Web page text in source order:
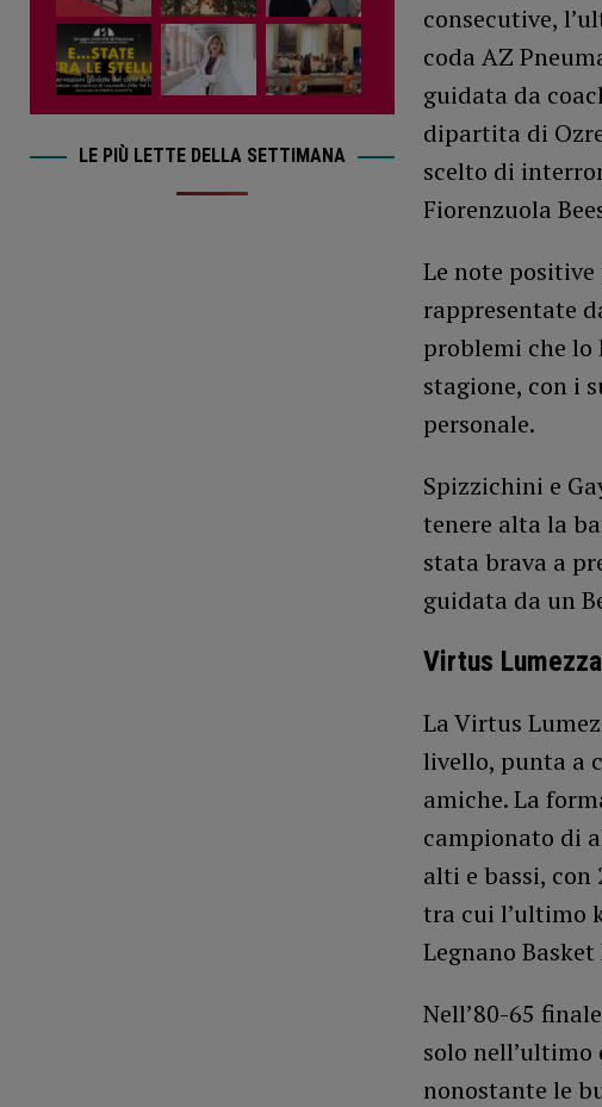
consecutive,
coda AZ
guidata da
dipartita di
scelto di
Fiorenzuola
Le note positive
rappresentate
problemi che
stagione, con i
personale.
Spizzichini e
tenere alta la
stata brava a
guidata da un
Virtus
La Virtus
livello, punta a
amiche. La
campionato di
alti e bassi,
tra cui l’ultimo
Legnano
Nell’80-65
solo
nonostante le
LE PIÙ LETTE DELLA SETTIMANA